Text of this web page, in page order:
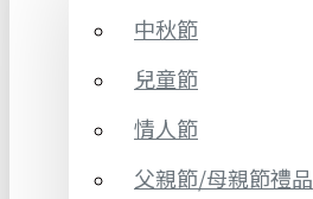
中秋節
兒童節
情人節
父親節/母親節禮品